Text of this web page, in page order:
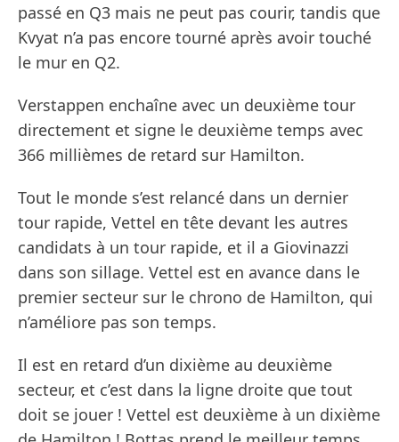
passé en Q3 mais ne peut pas courir, tandis que
Kvyat n’a pas encore tourné après avoir touché
le mur en Q2.
Verstappen enchaîne avec un deuxième tour
directement et signe le deuxième temps avec
366 millièmes de retard sur Hamilton.
Tout le monde s’est relancé dans un dernier
tour rapide, Vettel en tête devant les autres
candidats à un tour rapide, et il a Giovinazzi
dans son sillage. Vettel est en avance dans le
premier secteur sur le chrono de Hamilton, qui
n’améliore pas son temps.
Il est en retard d’un dixième au deuxième
secteur, et c’est dans la ligne droite que tout
doit se jouer ! Vettel est deuxième à un dixième